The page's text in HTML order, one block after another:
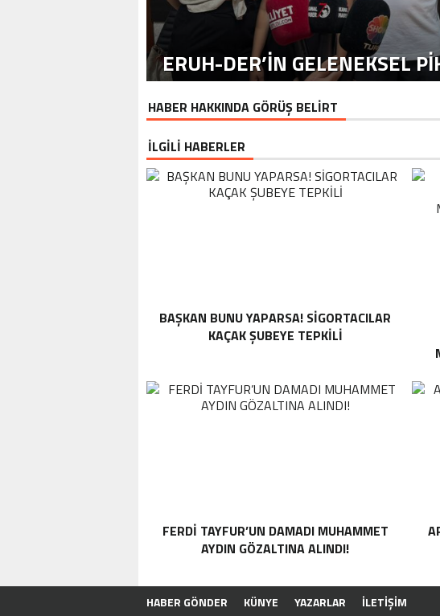
ERUH-DER’IN GELENEKSEL
HABER HAKKINDA GÖRÜŞ BELİRT
İLGİLİ HABERLER
BAŞKAN BUNU YAPARSA! SIGORTACILAR
KAÇAK ŞUBEYE TEPKILI
FERDI TAYFUR’UN DAMADI MUHAMMET
AYDIN GÖZALTINA ALINDI!
HABER GÖNDER KÜNYE YAZARLAR İLETIŞIM